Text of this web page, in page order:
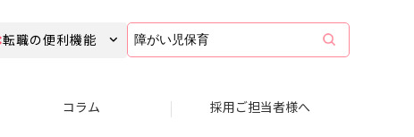
転職の便利機能
コ
ラ
ム
コラム 採用ご担当者様へ